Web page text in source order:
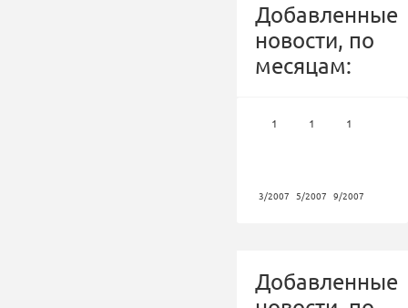
Добавленные
новости, по
месяцам:
1
3/2007
1
5/2007
1
9/2007
Добавленные